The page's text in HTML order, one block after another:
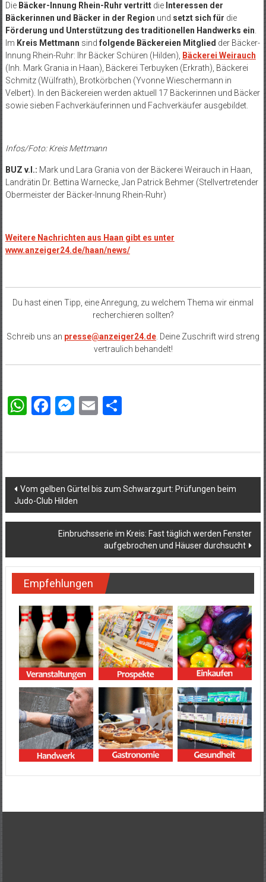
Die Bäcker-Innung Rhein-Ruhr vertrittdie Interessen der
Bäckerinnen und Bäcker in der Region und setzt sich für die
Förderung und Unterstützung des traditionellen Handwerks ein.
Im Kreis Mettmann sind folgende Bäckereien Mitglied der Bäcker-
Innung Rhein-Ruhr: Ihr Bäcker Schüren (Hilden), Bäckerei Weirauch
(Inh. Mark Grania in Haan), Bäckerei Terbuyken (Erkrath), Bäckerei
Schmitz (Wülfrath), Brotkörbchen (Yvonne Wieschermann in
Velbert). In den Bäckereien werden aktuell 17 Bäckerinnen und Bäcker
sowie sieben Fachverkäuferinnen und Fachverkäufer ausgebildet.
Infos/Foto: Kreis Mettmann
BUZ v.l.: Mark und Lara Grania von der Bäckerei Weirauch in Haan,
Landrätin Dr. Bettina Warnecke, Jan Patrick Behmer (Stellvertretender
Obermeister der Bäcker-Innung Rhein-Ruhr)
Weitere Nachrichten aus Haan gibt es unter
www.anzeiger24.de/haan/news/
Du hast einen Tipp, eine Anregung, zu welchem Thema wir einmal
recherchieren sollten?
Schreib uns an presse@anzeiger24.de. Deine Zuschrift wird streng
vertraulich behandelt!
WhatsApp
Facebook
Messenger
EmailTeilen
Beitragsnavigation
Vom gelben Gürtel bis zum Schwarzgurt: Prüfungen beim
Judo-Club Hilden
Einbruchsserie im Kreis: Fast täglich werden Fenster
aufgebrochen und Häuser durchsucht
Empfehlungen